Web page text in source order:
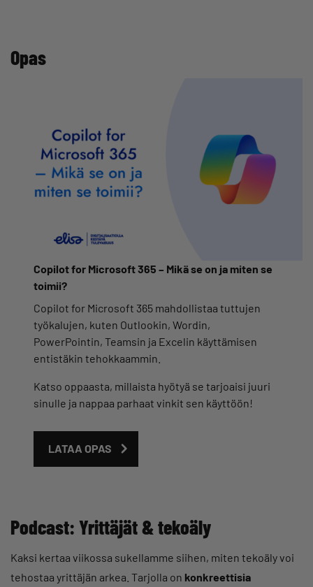
Opas
Copilot for Microsoft 365 – Mikä se on ja miten se
toimii?
Copilot for Microsoft 365 mahdollistaa tuttujen
työkalujen, kuten Outlookin, Wordin,
PowerPointin, Teamsin ja Excelin käyttämisen
entistäkin tehokkaammin.
Katso oppaasta, millaista hyötyä se tarjoaisi juuri
sinulle ja nappaa parhaat vinkit sen käyttöön!
LATAA OPAS
Podcast: Yrittäjät & tekoäly
Kaksi kertaa viikossa sukellamme siihen, miten tekoäly voi
tehostaa yrittäjän arkea. Tarjolla on konkreettisia